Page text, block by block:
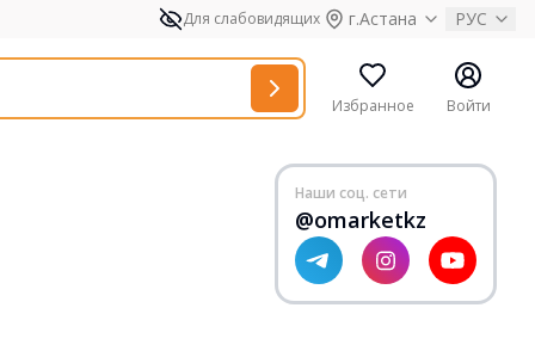
Для слабовидящих г.Астана РУС
Избранное Войти
Наши соц. сети
@omarketkz